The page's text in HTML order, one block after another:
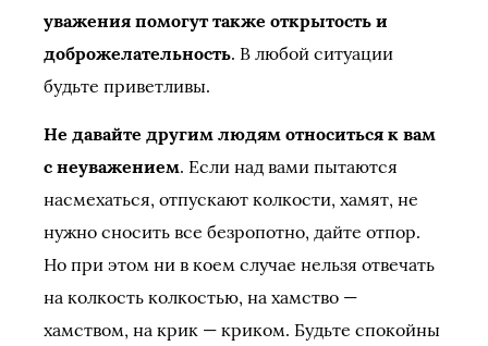
уважения помогут также открытость и
доброжелательность. В любой ситуации
будьте приветливы.
Не давайте другим людям относиться к вам
с неуважением. Если над вами пытаются
насмехаться, отпускают колкости, хамят, не
нужно сносить все безропотно, дайте отпор.
Но при этом ни в коем случае нельзя отвечать
на колкость колкостью, на хамство —
хамством, на крик — криком. Будьте спокойны